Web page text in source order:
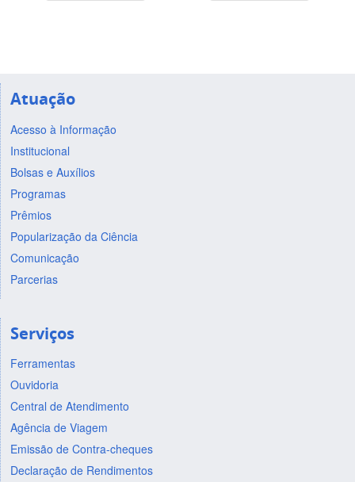
Atuação
Acesso à Informação
Institucional
Bolsas e Auxílios
Programas
Prêmios
Popularização da Ciência
Comunicação
Parcerias
Serviços
Ferramentas
Ouvidoria
Central de Atendimento
Agência de Viagem
Emissão de Contra-cheques
Declaração de Rendimentos